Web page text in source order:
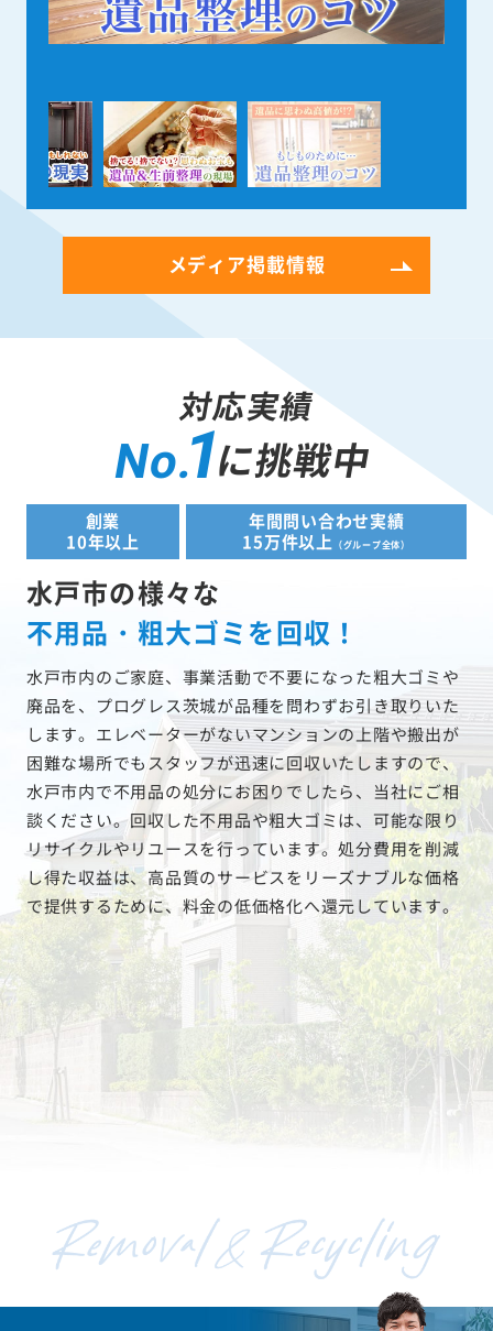
メディア掲載情報
対応実績
No.1に挑戦中
創業
10年以上
年間問い合わせ実績
15万件以上
（グループ全体）
水戸市の様々な
不用品・粗大ゴミを回収！
水戸市内のご家庭、事業活動で不要になった粗大ゴミや
廃品を、プログレス茨城が品種を問わずお引き取りいた
します。エレベーターがないマンションの上階や搬出が
困難な場所でもスタッフが迅速に回収いたしますので、
水戸市内で不用品の処分にお困りでしたら、当社にご相
談ください。回収した不用品や粗大ゴミは、可能な限り
リサイクルやリユースを行っています。処分費用を削減
し得た収益は、高品質のサービスをリーズナブルな価格
で提供するために、料金の低価格化へ還元しています。